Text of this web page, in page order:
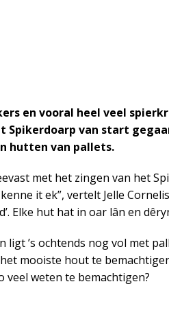
en vooral heel veel
Spikerdoarp van start
hutten van pallets.
met het zingen van het
it ek”, vertelt Jelle
Elke hut hat in oar lân en
’s ochtends nog vol met
mooiste hout te
veel weten te bemachtigen?